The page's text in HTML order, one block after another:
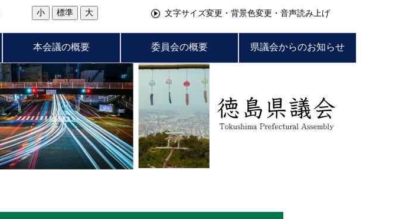
小 標準 大 文字サイズ変更・背景色変更・音声読み上げ
本会議の概要 委員会の概要 県議会からのお知らせ